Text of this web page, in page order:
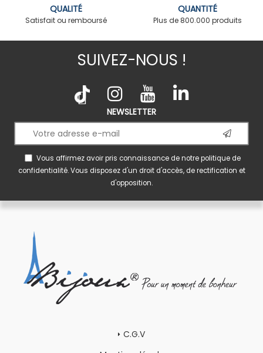
QUALITÉ
Satisfait ou remboursé
QUANTITÉ
Plus de 800.000 produits
SUIVEZ-NOUS !
NEWSLETTER
Vous affirmez avoir pris connaissance de notrepolitique de
confidentialité. Vous disposez d'un droit d'accès, de rectification et
d'opposition.
C.G.V